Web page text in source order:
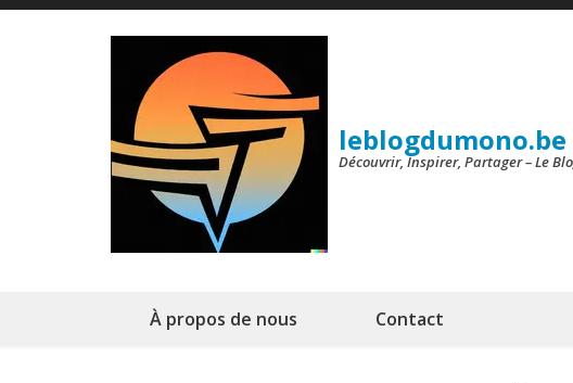
Aller
leblogdumono.be
Découvrir, Inspirer, Partager – Le
À propos de nous Contact